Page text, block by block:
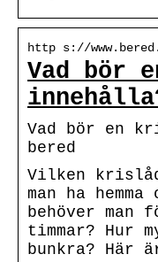
http s://
Vad bör
Vad bör en
bered
Vilken
man ha
behöver
timmar? Hur
bunkra? Här